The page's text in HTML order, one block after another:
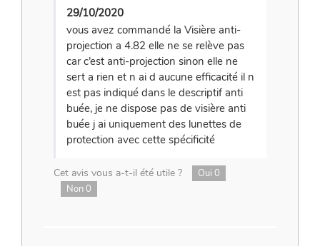
29/10/2020
vous avez commandé la Visière anti-
projection a 4.82 elle ne se relève pas
car c’est anti-projection sinon elle ne
sert a rien et n ai d aucune efficacité il n
est pas indiqué dans le descriptif anti
buée, je ne dispose pas de visière anti
buée j ai uniquement des lunettes de
protection avec cette spécificité
Cet avis vous a-t-il été utile ? Oui 0
Non0